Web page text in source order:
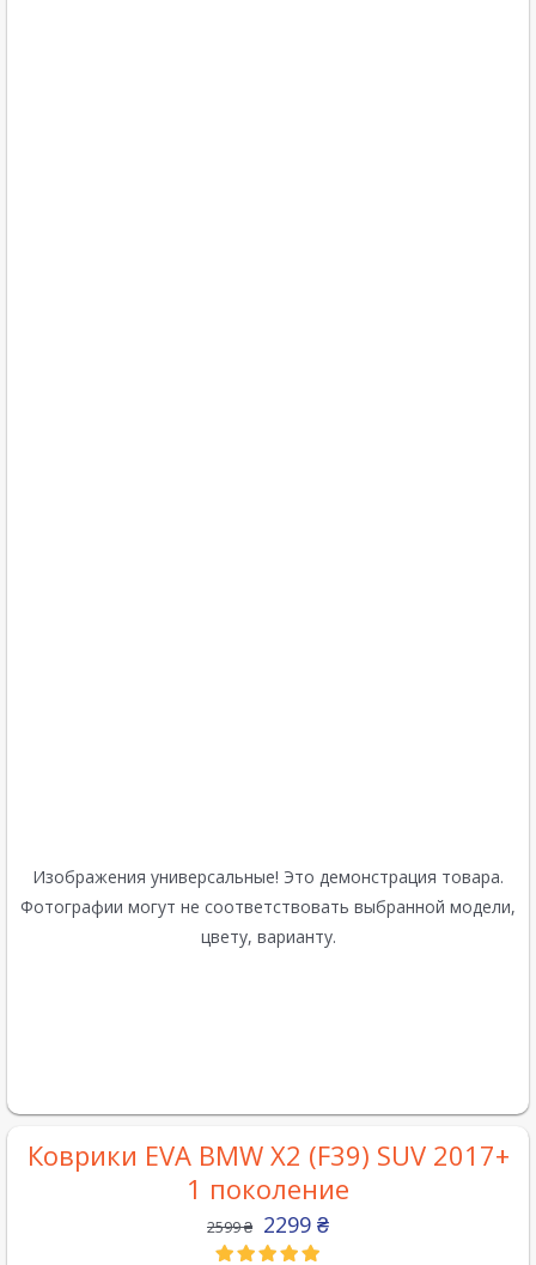
Изображения универсальные! Это демонстрация товара.
Фотографии могут не соответствовать выбранной модели,
цвету, варианту.
Коврики EVA BMW X2 (F39) SUV 2017+
1 поколение
2599₴ 2299 ₴